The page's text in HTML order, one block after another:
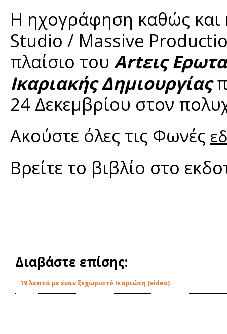
H ηχογράφηση καθώς και
Studio / Massive
πλαίσιο του Artεις
Ικαριακής Δημιουργίας
24 Δεκεμβρίου στον
Ακούστε όλες τις Φωνές
Βρείτε το βιβλίο στο
Διαβάστε επίσης:
19 λεπτά με έναν ξεχωριστό Ικαριώτη (video)